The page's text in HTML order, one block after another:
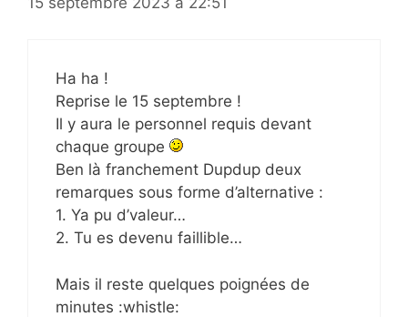
Ha ha !
Reprise le 15 septembre !
Il y aura le personnel requis devant
chaque groupe
Ben là franchement Dupdup deux
remarques sous forme d’alternative :
1. Ya pu d’valeur…
2. Tu es devenu faillible…
Mais il reste quelques poignées de
minutes :whistle: